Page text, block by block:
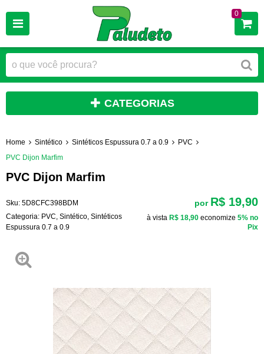
0
CATEGORIAS
Home Sintético Sintéticos Espussura 0.7 a 0.9
PVC
PVC Dijon Marfim
PVC Dijon Marfim
Sku: 5D8CFC398BDM
Categoria: PVC Sintético Sintéticos
Espussura 0.7 a 0.9
por R$ 19,90
à vista R$ 18,90 economize 5% no
Pix